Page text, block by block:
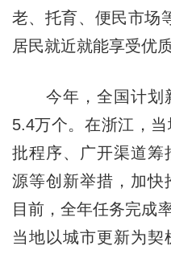
老、托育、便民市场
居民就近就能享受优
今年，全国计划
5.4万个。在浙江，
批程序、广开渠道筹
源等创新举措，加快
目前，全年任务完成
当地以城市更新为契